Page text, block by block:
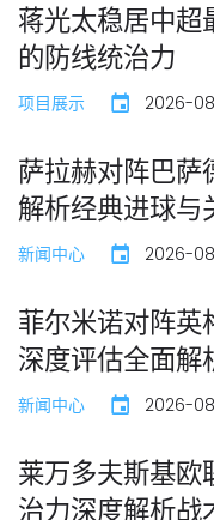
蒋光太稳居中超
的防线统治力
项目展示 2026-
萨拉赫对阵巴萨
解析经典进球与
新闻中心 2026-
菲尔米诺对阵英
深度评估全面解
新闻中心 2026-
莱万多夫斯基欧
治力深度解析战